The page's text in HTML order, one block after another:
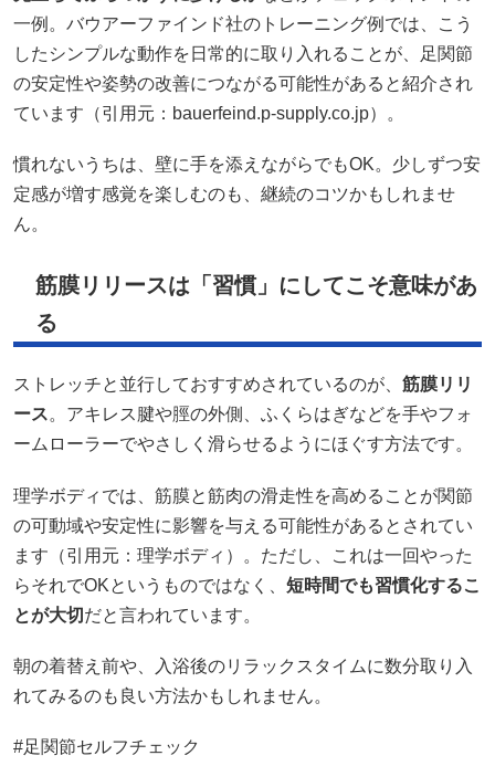
一例。バウアーファインド社のトレーニング例では、こう
したシンプルな動作を日常的に取り入れることが、足関節
の安定性や姿勢の改善につながる可能性があると紹介され
ています（引用元：bauerfeind.p-supply.co.jp）。
慣れないうちは、壁に手を添えながらでもOK。少しずつ安
定感が増す感覚を楽しむのも、継続のコツかもしれませ
ん。
筋膜リリースは「習慣」にしてこそ意味があ
る
ストレッチと並行しておすすめされているのが、 筋膜リリ
ース。アキレス腱や脛の外側、ふくらはぎなどを手やフォ
ームローラーでやさしく滑らせるようにほぐす方法です。
理学ボディでは、筋膜と筋肉の滑走性を高めることが関節
の可動域や安定性に影響を与える可能性があるとされてい
ます（引用元：理学ボディ）。ただし、これは一回やった
らそれでOKというものではなく、 短時間でも習慣化するこ
とが大切 だと言われています。
朝の着替え前や、入浴後のリラックスタイムに数分取り入
れてみるのも良い方法かもしれません。
#足関節セルフチェック